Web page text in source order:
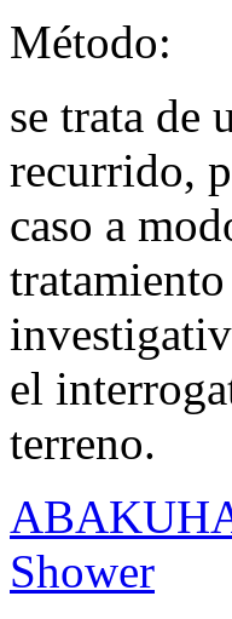
Método:
se trata de
recurrido,
caso a
el
terreno.
Shower